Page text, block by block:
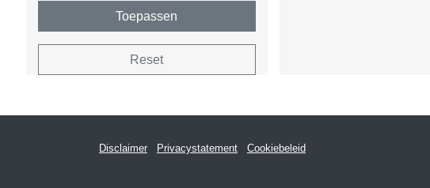
Toepassen
Reset
Disclaimer Privacystatement Cookiebeleid